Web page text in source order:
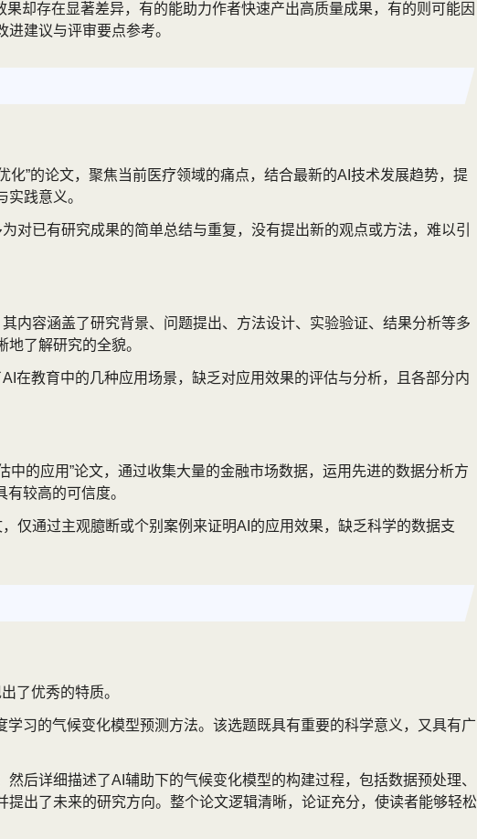
却存在显著差异，有的能助力作者快速产出高质量成果，有的则可能因
建议与评审要点参考。
”的论文，聚焦当前医疗领域的痛点，结合最新的AI技术发展趋势，提
践意义。
对已有研究成果的简单总结与重复，没有提出新的观点或方法，难以引
内容涵盖了研究背景、问题提出、方法设计、实验验证、结果分析等多
了解研究的全貌。
在教育中的几种应用场景，缺乏对应用效果的评估与分析，且各部分内
的应用”论文，通过收集大量的金融市场数据，运用先进的数据分析方
较高的可信度。
仅通过主观臆断或个别案例来证明AI的应用效果，缺乏科学的数据支
了优秀的特质。
习的气候变化模型预测方法。该选题既具有重要的科学意义，又具有广
后详细描述了AI辅助下的气候变化模型的构建过程，包括数据预处理、
出了未来的研究方向。整个论文逻辑清晰，论证充分，使读者能够轻松